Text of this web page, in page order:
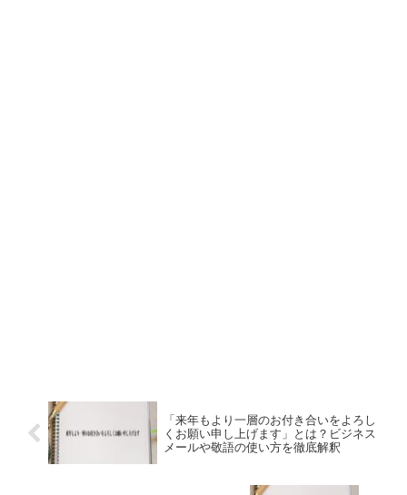
「来年もより一層のお付き合いをよろし
くお願い申し上げます」とは？ビジネス
メールや敬語の使い方を徹底解釈